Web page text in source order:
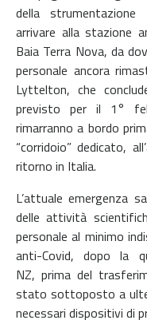
della strumentazione
arrivare alla stazione
Baia Terra Nova, da
personale ancora
Lyttelton, che
previsto per il 1°
rimarranno a bordo
“corridoio” dedicato,
ritorno in Italia.
L’attuale emergenza
delle attività
personale al minimo
anti-Covid, dopo la
NZ, prima del
stato sottoposto a
necessari dispositivi di